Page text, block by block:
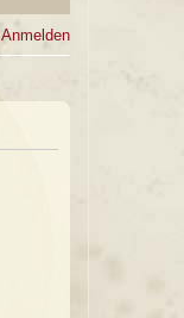
Anmelden